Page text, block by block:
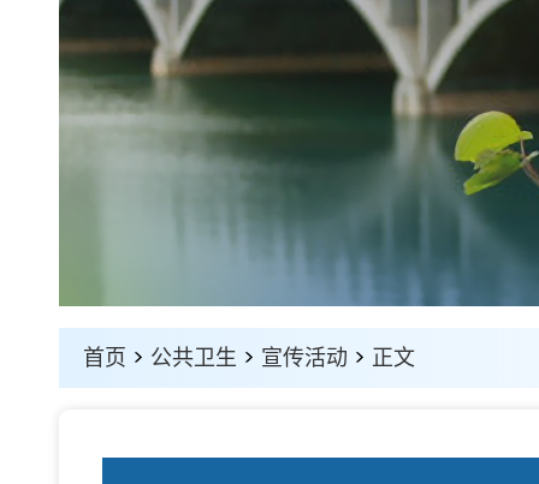
首页 > 公共卫生 > 宣传活动 > 正文